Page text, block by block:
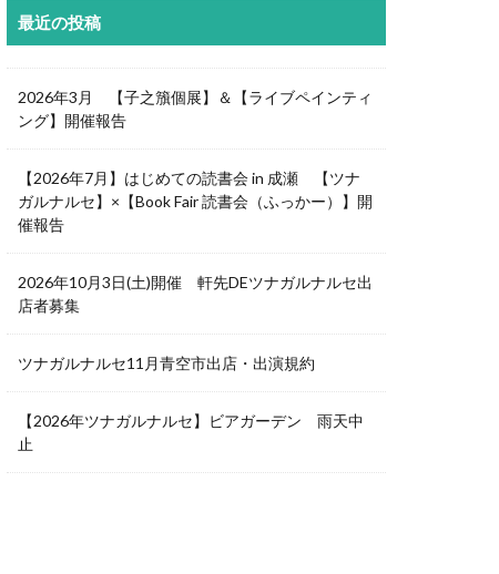
最近の投稿
2026年3月 【子之籏個展】＆【ライブペインティ
ング】開催報告
【2026年7月】はじめての読書会 in 成瀬 【ツナ
ガルナルセ】×【Book Fair 読書会（ふっかー）】開
催報告
2026年10月3日(土)開催 軒先DEツナガルナルセ出
店者募集
ツナガルナルセ11月青空市出店・出演規約
【2026年ツナガルナルセ】ビアガーデン 雨天中
止